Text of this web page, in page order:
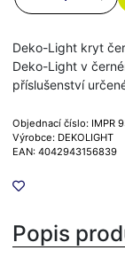
Deko-Light kryt
Deko-Light v
příslušenství
Objednací číslo: IMPR
Výrobce: DEKOLIGHT
EAN: 4042943156839
Popis